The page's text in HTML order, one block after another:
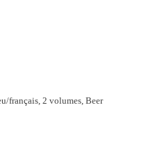
français, 2 volumes, Beer